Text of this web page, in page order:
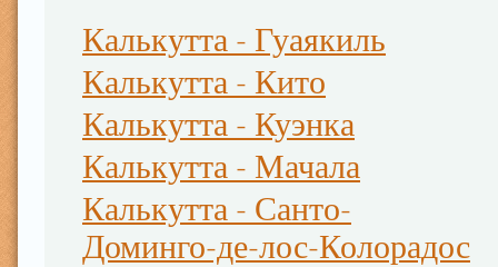
Калькутта - Гуаякиль
Калькутта - Кито
Калькутта - Куэнка
Калькутта - Мачала
Калькутта - Санто-
Доминго-де-лос-Колорадос